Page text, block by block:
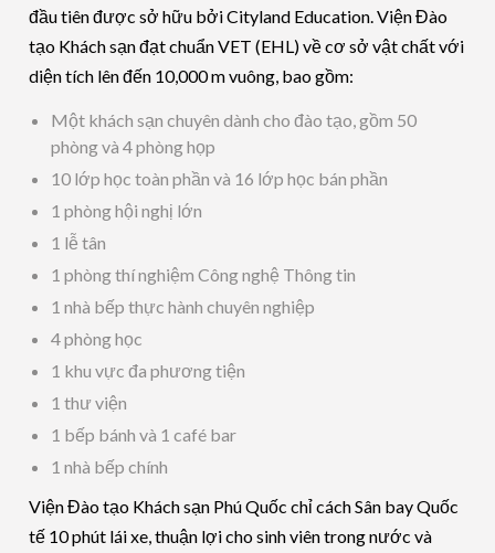
đầu tiên được sở hữu bởi Cityland Education. Viện Đào
tạo Khách sạn đạt chuẩn VET (EHL) về cơ sở vật chất với
diện tích lên đến 10,000 m vuông, bao gồm:
Một khách sạn chuyên dành cho đào tạo, gồm 50
phòng và 4 phòng họp
10 lớp học toàn phần và 16 lớp học bán phần
1 phòng hội nghị lớn
1 lễ tân
1 phòng thí nghiệm Công nghệ Thông tin
1 nhà bếp thực hành chuyên nghiệp
4 phòng học
1 khu vực đa phương tiện
1 thư viện
1 bếp bánh và 1 café bar
1 nhà bếp chính
Viện Đào tạo Khách sạn Phú Quốc chỉ cách Sân bay Quốc
tế 10 phút lái xe, thuận lợi cho sinh viên trong nước và